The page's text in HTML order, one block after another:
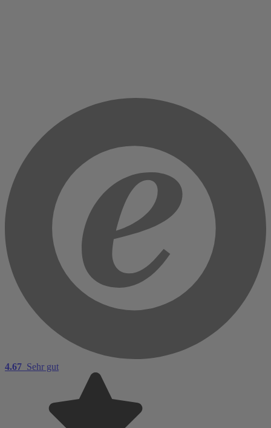
4.67 Sehr gut